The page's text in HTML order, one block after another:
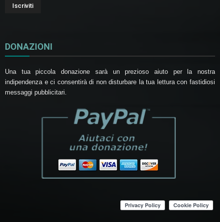
DONAZIONI
Una tua piccola donazione sarà un prezioso aiuto per la nostra
indipendenza e ci consentirà di non disturbare la tua lettura con fastidiosi
messaggi pubblicitari.